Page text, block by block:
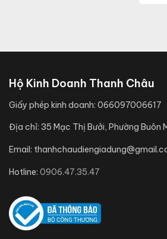
Hộ Kinh Doanh Thanh Châu
Giấy phép kinh doanh: 066097006617
Địa chỉ: 35 Mạc Thị Bưởi, Phường Buôn
Email:
Hotline: 0906.47.35.47